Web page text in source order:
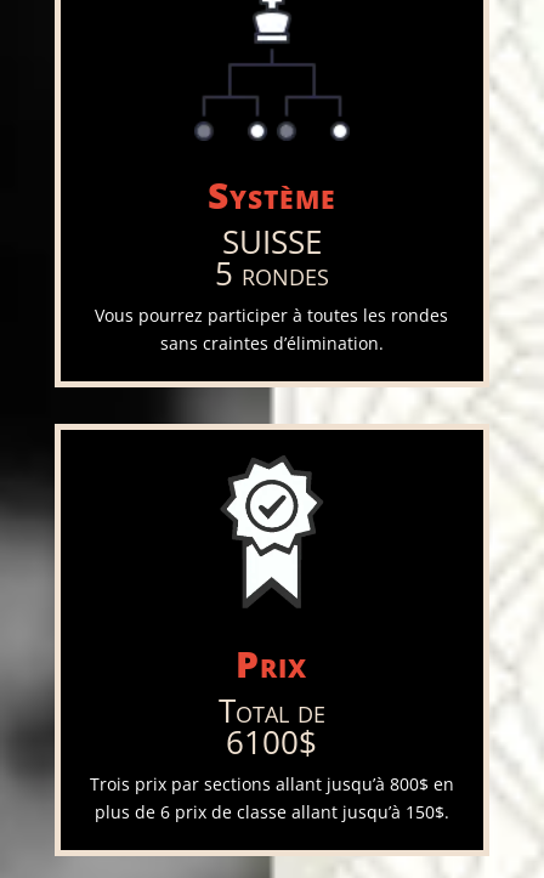
Système
SUISSE
5 rondes
Vous pourrez participer à toutes les rondes
sans craintes d’élimination.
Prix
Total de
6100$
Trois prix par sections allant jusqu’à 800$ en
plus de 6 prix de classe allant jusqu’à 150$.